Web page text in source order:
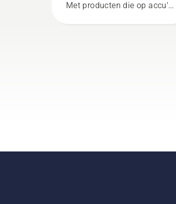
Met producten die op accu's